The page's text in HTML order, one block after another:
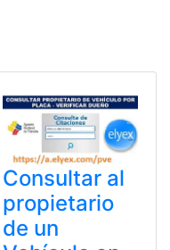
Consultar al
propietario
de un